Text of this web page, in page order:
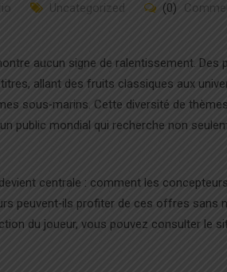
Uncategorized (0)
aucun signe de ralentissement.
allant des fruits classiques aux
sous‑marins. Cette diversité de
public mondial qui recherche non
centrale : comment les
peuvent‑ils profiter de ces offres sans
du joueur, vous pouvez consulter le